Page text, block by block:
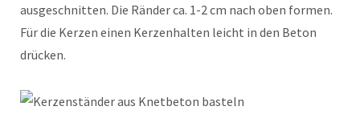
ausgeschnitten. Die Ränder ca. 1-2 cm nach oben formen.
Für die Kerzen einen Kerzenhalten leicht in den Beton
drücken.